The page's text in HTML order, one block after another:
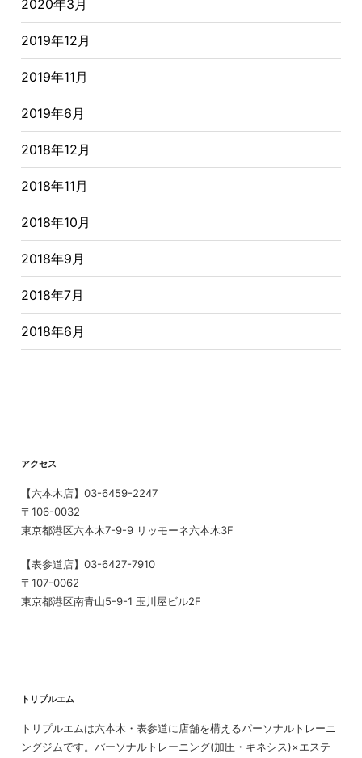
2020年3月
2019年12月
2019年11月
2019年6月
2018年12月
2018年11月
2018年10月
2018年9月
2018年7月
2018年6月
アクセス
【六本木店】03-6459-2247
〒106-0032
東京都港区六本木7-9-9 リッモーネ六本木3F
【表参道店】03-6427-7910
〒107-0062
東京都港区南青山5-9-1 玉川屋ビル2F
トリプルエム
トリプルエムは六本木・表参道に店舗を構えるパーソナルトレーニ
ングジムです。パーソナルトレーニング(加圧・キネシス)×エステ